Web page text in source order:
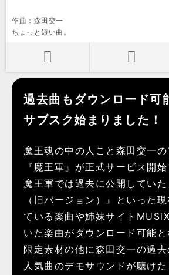
作曲：森田交一
ちょっと短い曲。
過去曲もダウンロード可
サブスク始まりました！
魔王魂の中の人こと森田交一
『魔王軍』が正式サービス開始
魔王軍では過去に公開してい
（旧バージョン）』といった
ている楽曲や姉妹サイト
いた楽曲がダウンロード可能と
限定素材の他に森田交一の過
人気曲のデモサウンドが聴け